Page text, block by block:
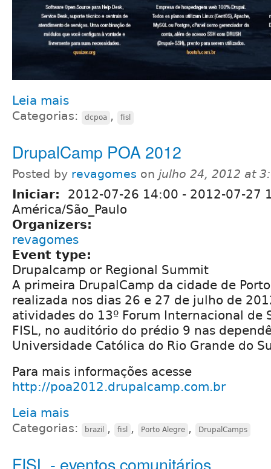
Leia mais
Categorias: dcpoa , fisl
DrupalCamp POA 2012
Posted by revagomes on julho 24, 2012 at
Iniciar: 2012-07-26 14:00 - 2012-07-27
América/São_Paulo
Organizers:
revagomes
Event type:
Drupalcamp or Regional Summit
A primeira DrupalCamp da cidade de
realizada nos dias 26 e 27 de julho de
atividades do 13º Forum Internacional de
FISL, no auditório do prédio 9 nas
Universidade Católica do Rio Grande do
Para mais informações acesse
http://poa2012.drupalcamp.com.br
Leia mais
Categorias: brazil , fisl , Porto Alegre , DrupalCamps
FISL - eventos comunitários